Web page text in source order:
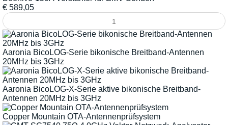
€ 589,05
Aaronia BicoLOG-Serie bikonische Breitband-Antennen
20MHz bis 3GHz
Aaronia BicoLOG-X-Serie aktive bikonische Breitband-
Antennen 20MHz bis 3GHz
Copper Mountain OTA-Antennenprüfsystem